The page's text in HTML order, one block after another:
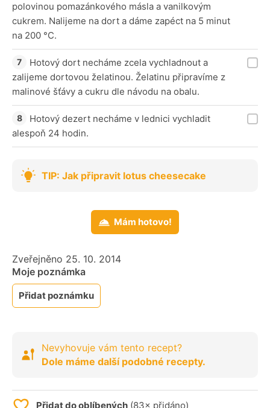
polovinou pomazánkového másla a vanilkovým
cukrem. Nalijeme na dort a dáme zapéct na 5 minut
na 200 °C.
Hotový dort necháme zcela vychladnout a
zalijeme dortovou želatinou. Želatinu připravíme z
malinové šťávy a cukru dle návodu na obalu.
Hotový dezert necháme v lednici vychladit
alespoň 24 hodin.
TIP: Jak připravit lotus cheesecake
Mám hotovo!
Zveřejněno 25. 10. 2014
Moje poznámka
Přidat poznámku
Nevyhovuje vám tento recept?
Dole máme další podobné recepty.
Přidat do oblíbených (83× přidáno)